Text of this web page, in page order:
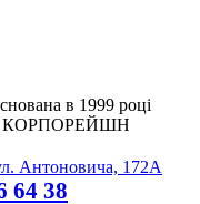
в 1999 році
КОРПОРЕЙШН
Антоновича, 172А
64 38